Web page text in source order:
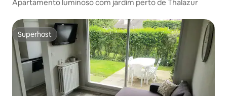
Apartamento luminoso com jardim perto de Thalazur
Superhost
Superhost